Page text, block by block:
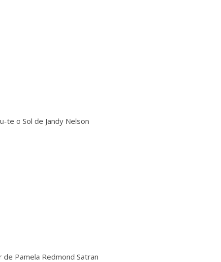
te o Sol de Jandy Nelson
de Pamela Redmond Satran